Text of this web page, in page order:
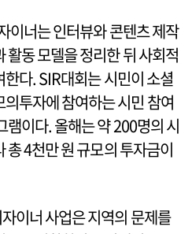
이너는 인터뷰와 콘텐츠 제작
활동 모델을 정리한 뒤 사회적
다. SIR대회는 시민이 소셜
투자에 참여하는 시민 참여
램이다. 올해는 약 200명의 시
총 4천만 원 규모의 투자금이
이너 사업은 지역의 문제를